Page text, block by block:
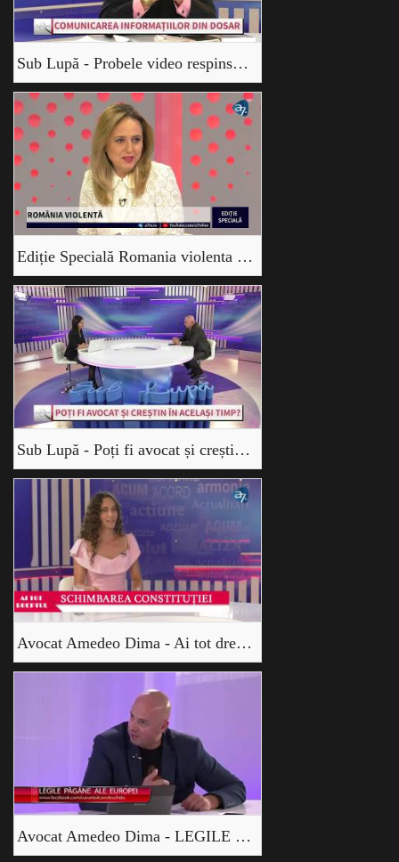
Sub Lupă - Probele video respinse de instanță - Amedeo Dima și Ovidiu Lungu
Ediție Specială Romania violenta - cu Avocat Amedeo Dima, Cosmina Cerva, și Cornel Dărvășan
Sub Lupă - Poți fi avocat și creștin în același timp? - Amedeo Dima și Loredana Mărăcine
Avocat Amedeo Dima - Ai tot dreptul - Schimbarea constituției
Avocat Amedeo Dima - LEGILE PĂGÂNE ALE EUROPEI _1